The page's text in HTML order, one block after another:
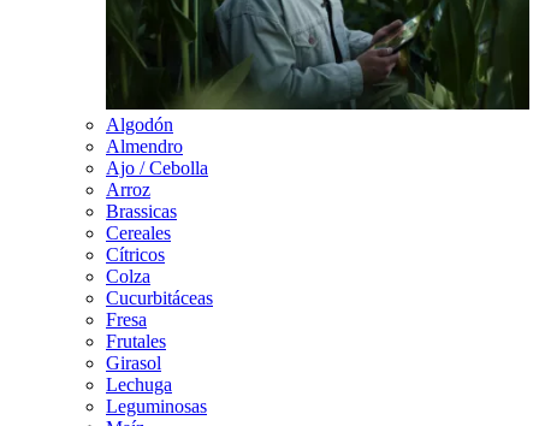
Algodón
Almendro
Ajo / Cebolla
Arroz
Brassicas
Cereales
Cítricos
Colza
Cucurbitáceas
Fresa
Frutales
Girasol
Lechuga
Leguminosas